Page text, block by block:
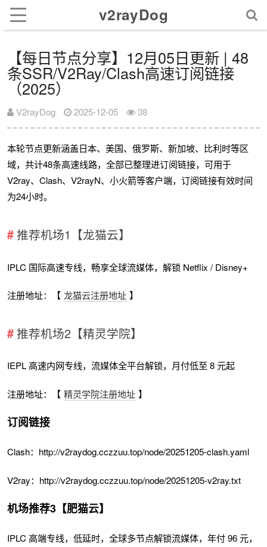
v2rayDog
【每日节点分享】12月05日更新 | 48
条SSR/V2Ray/Clash高速订阅链接
（2025）
V2rayDog 2025-12-05 38
本轮节点更新涵盖日本、美国、俄罗斯、新加坡、比利时等区
域，共计48条高速线路，全部已整理进订阅链接，可用于
V2ray、Clash、V2rayN、小火箭等客户端，订阅链接有效时间
为24小时。
推荐机场1【龙猫云】
IPLC 国际高速专线，畅享全球流媒体，解锁 Netflix / Disney+
注册地址：【 龙猫云注册地址 】
推荐机场2【精灵学院】
IEPL 高速内网专线，流媒体全平台解锁，月付低至 8 元起
注册地址：【 精灵学院注册地址 】
订阅链接
Clash：http://v2raydog.cczzuu.top/node/20251205-clash.yaml
V2ray：http://v2raydog.cczzuu.top/node/20251205-v2ray.txt
机场推荐3【肥猫云】
IPLC 高端专线，低延时，全球多节点解锁流媒体，年付 96 元，